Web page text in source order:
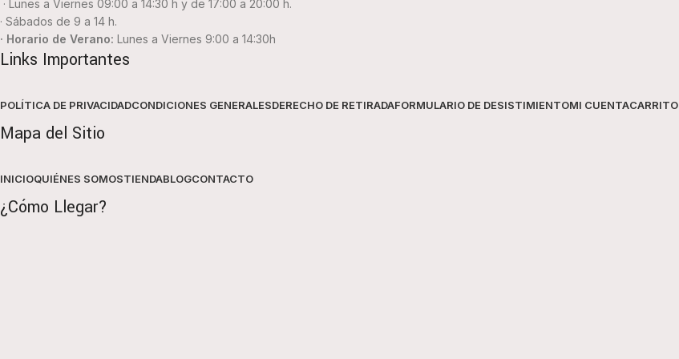
· Lunes a Viernes 09:00 a 14:30 h y de 17:00 a 20:00 h.
· Sábados de 9 a 14 h.
· Horario de Verano: Lunes a Viernes 9:00 a 14:30h
Links Importantes
POLÍTICA DE PRIVACIDADCONDICIONES GENERALESDERECHO DE RETIRADAFORMULARIO DE DESISTIMIENTOMI CUENTACARRITO
Mapa del Sitio
INICIOQUIÉNES SOMOSTIENDABLOGCONTACTO
¿Cómo Llegar?